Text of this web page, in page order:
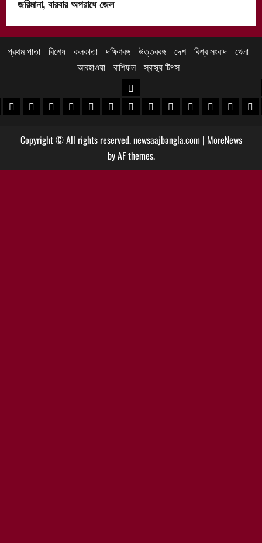
জরিমানা, বারবার অপরাধে জেল
প্রথম পাতা বিশেষ কলকাতা দক্ষিণবঙ্গ উত্তরবঙ্গ দেশ বিশ্ব সংবাদ খেলা
আবহাওয়া
রাশিফল স্বাস্থ্য টিপস
খবর
খবর
পুরুলিয়া খবর
বাঁকুড়া খবরপশ্চিম বর্ধমান খবর
পূর্ব বর্ধমান খবর
বীরভূম খবরমুর্শিদাবাদ খবর
উত্তরবঙ্গ
কোচবিহার নিউজ
আলিপুরদুয়ার খবর
জলপাইগুড়ি খবর
শিলিগুড়ি খবর
উত্তরদক্ষিণ
Copyright © All rights reserved. newsaajbangla.com | MoreNews
by AF themes.